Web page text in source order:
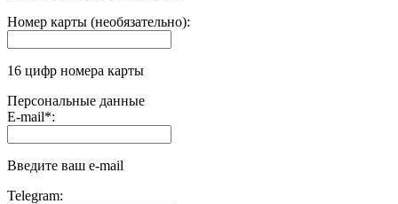
Номер карты (необязательно):
16 цифр номера карты
Персональные данные
E-mail*:
Введите ваш e-mail
Telegram: